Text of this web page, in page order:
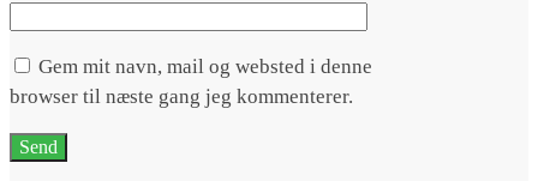
Gem mit navn, mail og websted i denne
browser til næste gang jeg kommenterer.